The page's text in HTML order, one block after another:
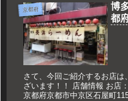
京都府
博
都
さて、今回ご紹介するお店
ざいます！！ 店舗情報 お店
京都府京都市中京区石屋町